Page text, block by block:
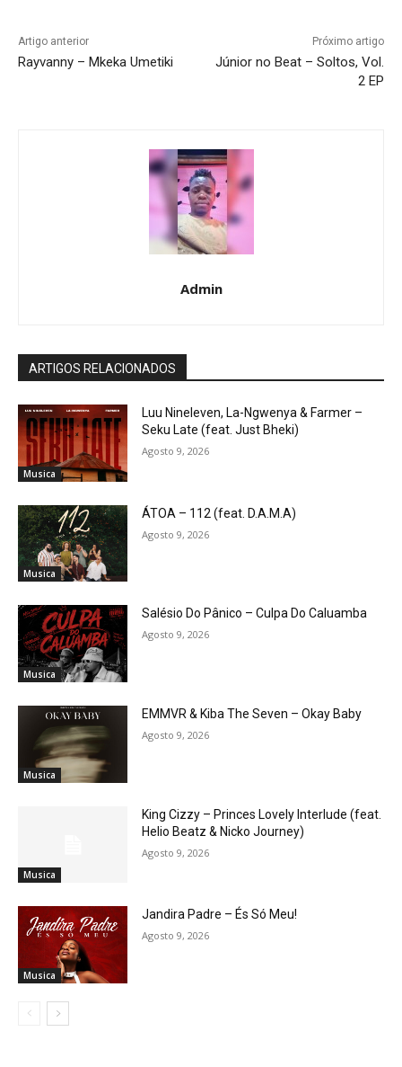
Artigo anterior
Rayvanny – Mkeka Umetiki
Próximo artigo
Júnior no Beat – Soltos, Vol.
2 EP
Admin
ARTIGOS RELACIONADOS
Musica
Luu Nineleven, La-Ngwenya & Farmer –
Seku Late (feat. Just Bheki)
Agosto 9, 2026
Musica
ÁTOA – 112 (feat. D.A.M.A)
Agosto 9, 2026
Musica
Salésio Do Pânico – Culpa Do Caluamba
Agosto 9, 2026
Musica
EMMVR & Kiba The Seven – Okay Baby
Agosto 9, 2026
Musica
King Cizzy – Princes Lovely Interlude (feat.
Helio Beatz & Nicko Journey)
Agosto 9, 2026
Musica
Jandira Padre – És Só Meu!
Agosto 9, 2026